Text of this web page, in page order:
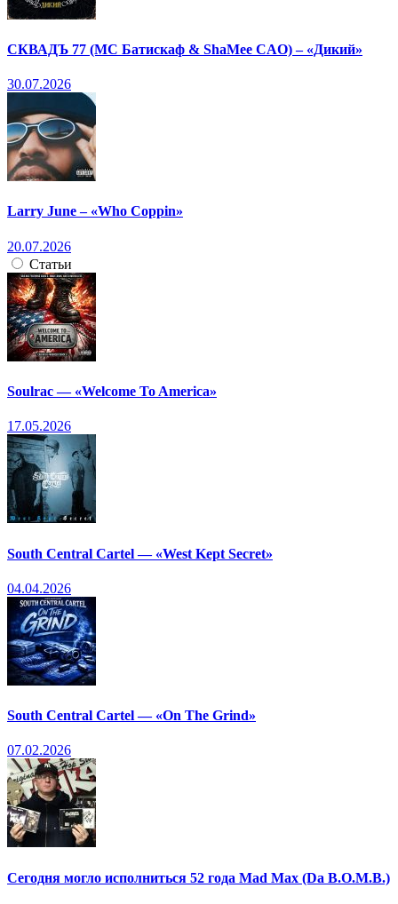
СКВАДЪ 77 (МС Батискаф & ShaMee CAO) – «Дикий»
30.07.2026
Larry June – «Who Coppin»
20.07.2026
Статьи
Soulrac — «Welcome To America»
17.05.2026
South Central Cartel — «West Kept Secret»
04.04.2026
South Central Cartel — «On The Grind»
07.02.2026
Сегодня могло исполниться 52 года Mad Max (Da B.O.M.B.)